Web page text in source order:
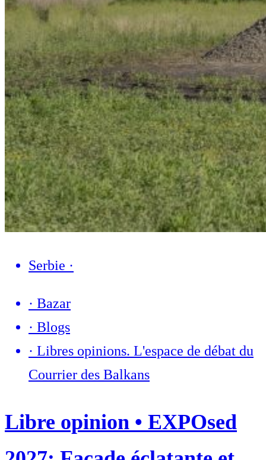
Serbie ·
· Bazar
· Blogs
· Libres opinions. L'espace de débat du
Courrier des Balkans
Libre opinion • EXPOsed